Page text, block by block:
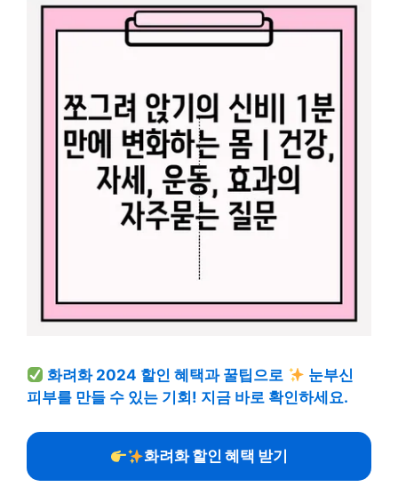
화려화 2024 할인 혜택과 꿀팁으로
눈부신
피부를 만들 수 있는 기회! 지금 바로 확인하세요.
화려화 할인 혜택 받기